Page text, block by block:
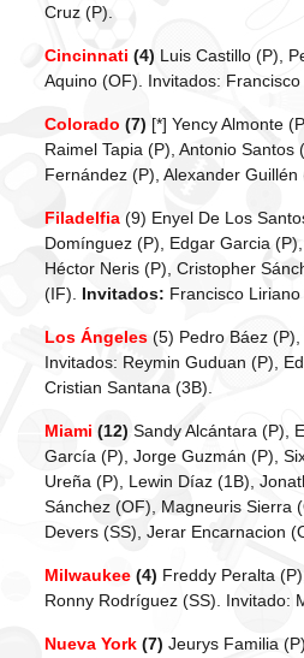
Cruz (P).
Cincinnati (4) Luis Castillo (P),
Aquino (OF). Invitados: Francisco
Colorado (7) [*] Yency Almonte
Raimel Tapia (P), Antonio Santos
Fernández (P), Alexander
Filadelfia(9) Enyel De Los
Domínguez (P), Edgar Garcia
Héctor Neris (P), Cristopher
(IF). Invitados: Francisco
Los Ángeles(5) Pedro Báez (P),
Invitados: Reymin Guduan (P),
Cristian Santana (3B).
Miami (12) Sandy Alcántara (P),
García (P), Jorge Guzmán (P),
Ureña (P), Lewin Díaz (1B),
Sánchez (OF), Magneuris Sierra
Devers (SS), Jerar Encarnacion
Milwaukee(4) Freddy Peralta
Ronny Rodríguez (SS). Invitado:
Nueva York(7) Jeurys Familia